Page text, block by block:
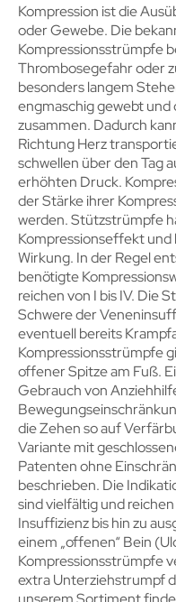
Kompression ist die
oder Gewebe. Die
Kompressionsstrümpfe
Thrombosegefahr oder
besonders langem
engmaschig gewebt und
zusammen. Dadurch
Richtung Herz
schwellen über den Tag
erhöhten Druck.
der Stärke ihrer
werden. Stützstrümpfe
Kompressionseffekt
Wirkung. In der Regel
benötigte
reichen von I bis IV. Die
Schwere der
eventuell bereits
Kompressionsstrümpfe
offener Spitze am Fuß.
Gebrauch von
die Zehen so auf
Variante mit
Patenten ohne
beschrieben. Die
sind vielfältig und
Insuffizienz bis hin zu
einem „offenen“ Bein
Kompressionsstrümpfe
extra Unterziehstrumpf